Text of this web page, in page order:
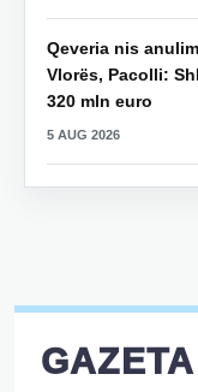
Qeveria nis
Vlorës, Pacolli:
320 mln euro
5 AUG 2026